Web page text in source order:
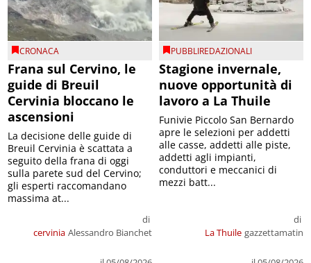
CRONACA
Frana sul Cervino, le
guide di Breuil
Cervinia bloccano le
ascensioni
cervinia
di
Alessandro Bianchet
La decisione delle guide di
Breuil Cervinia è scattata a
seguito della frana di oggi
sulla parete sud del Cervino;
gli esperti raccomandano
massima at...
PUBBLIREDAZIONALI
Stagione invernale,
nuove opportunità di
lavoro a La Thuile
La Thuile
di
gazzettamatin
Funivie Piccolo San Bernardo
apre le selezioni per addetti
alle casse, addetti alle piste,
addetti agli impianti,
conduttori e meccanici di
mezzi batt...